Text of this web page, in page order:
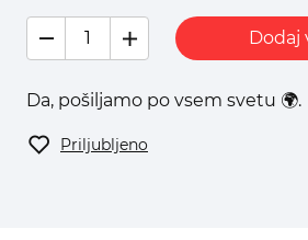
Dodaj
Da, pošiljamo po vsem svetu 🌍.
Priljubljeno